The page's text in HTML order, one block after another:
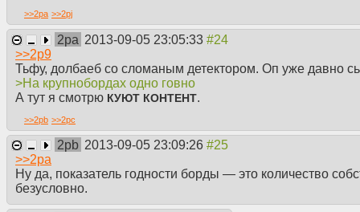
>>2pa >>2pj
2pa 2013-09-05 23:05:33
>>2p9
Тьфу, долбаеб со сломаным детектором. Оп уже давно
>На крупнобордах одно говно
А тут я смотрю КУЮТ КОНТЕНТ.
>>2pb >>2pc
2pb 2013-09-05 23:09:26
>>2pa
Ну да, показатель годности борды — это количество
безусловно.